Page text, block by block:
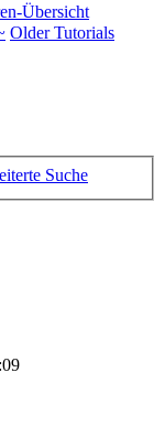
Übersicht
Older Tutorials
Suche